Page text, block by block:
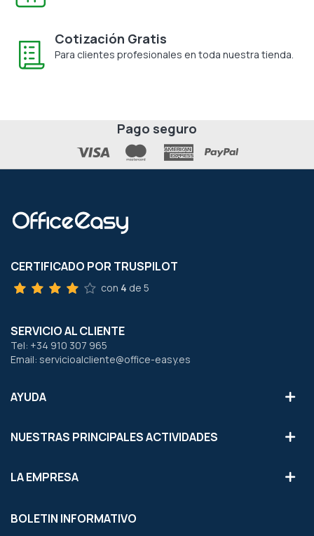
Cotización Gratis
Para clientes profesionales en toda nuestra tienda.
Pago seguro
CERTIFICADO POR TRUSPILOT
con 4 de 5
SERVICIO AL CLIENTE
Tel: +34 910 307 965
Email: servicioalcliente@office-easy.es
AYUDA
NUESTRAS PRINCIPALES ACTIVIDADES
LA EMPRESA
BOLETIN INFORMATIVO